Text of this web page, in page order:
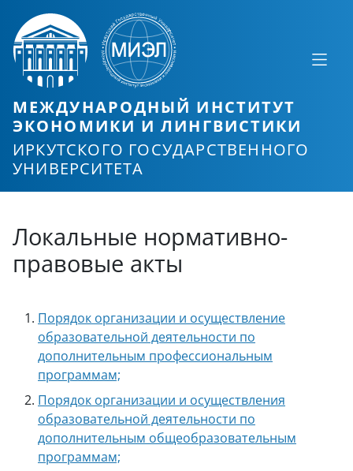
МЕЖДУНАРОДНЫЙ ИНСТИТУТ
ЭКОНОМИКИ И ЛИНГВИСТИКИ
ИРКУТСКОГО ГОСУДАРСТВЕННОГО
УНИВЕРСИТЕТА
Локальные нормативно-
правовые акты
Порядок организации и осуществление
образовательной деятельности по
дополнительным профессиональным
программам;
Порядок организации и осуществления
образовательной деятельности по
дополнительным общеобразовательным
программам;